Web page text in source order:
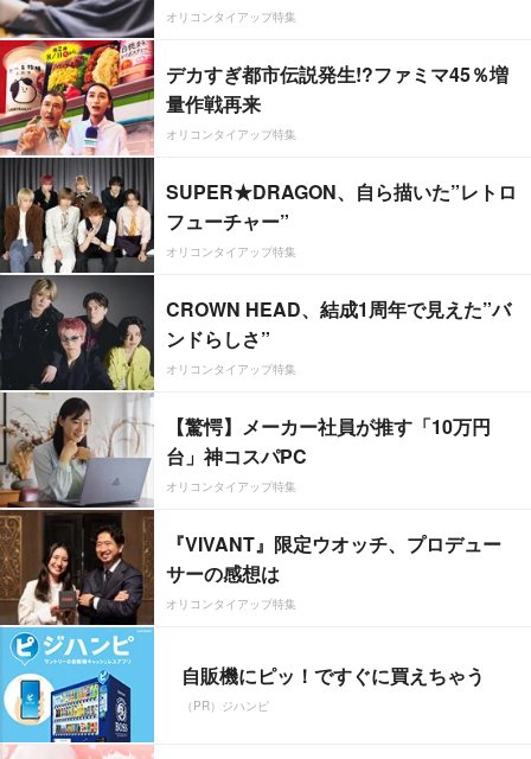
オリコンタイアップ特集
デカすぎ都市伝説発生!?ファミマ45％増
量作戦再来
オリコンタイアップ特集
SUPER★DRAGON、自ら描いた”レトロ
フューチャー”
オリコンタイアップ特集
CROWN HEAD、結成1周年で見えた”バ
ンドらしさ”
オリコンタイアップ特集
【驚愕】メーカー社員が推す「10万円
台」神コスパPC
オリコンタイアップ特集
『VIVANT』限定ウオッチ、プロデュー
サーの感想は
オリコンタイアップ特集
自販機にピッ！ですぐに買えちゃう
（PR）ジハンピ